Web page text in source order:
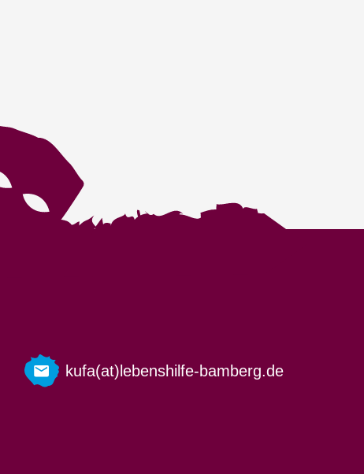
kufa(at)lebenshilfe-bamberg.de